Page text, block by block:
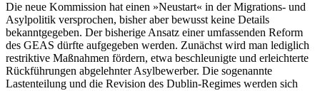
Die neue Kommission hat einen »Neustart« in der Migrations- und
Asylpolitik versprochen, bisher aber bewusst keine Details
bekanntgegeben. Der bisherige An­satz einer umfassenden Reform
des GEAS dürfte aufgegeben werden. Zunächst wird man lediglich
restriktive Maßnahmen för­dern, etwa beschleunigte und erleichterte
Rückführungen abgelehnter Asylbewerber. Die sogenannte
Lastenteilung und die Revi­sion des Dublin-Regimes werden sich